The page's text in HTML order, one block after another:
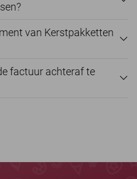
van Kerstpakketten
factuur achteraf te